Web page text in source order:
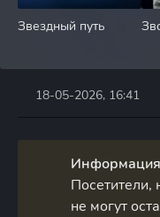
Звездный путь
18-05-2026, 16:41
Информация
Посетители,
не могут